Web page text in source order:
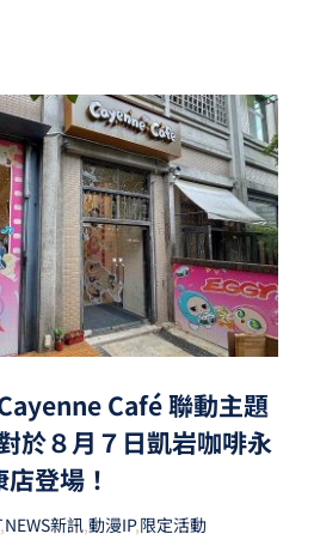
Café 聯動主題
於８月７日凱岩咖啡永
店登場！
,NEWS新訊,動漫IP,限定活動